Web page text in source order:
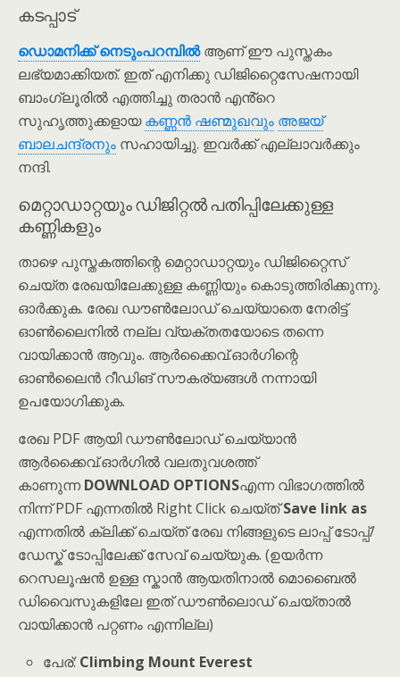
കടപ്പാട്
ഡൊമനിക്ക് നെടും‌പറമ്പിൽആണ് ഈ പുസ്തകം
ലഭ്യമാക്കിയത്. ഇത് എനിക്കു ഡിജിറ്റൈസേഷനായി
ബാംഗ്ലൂരിൽ എത്തിച്ചു തരാൻ എൻ്റെ
സുഹൃത്തുക്കളായകണ്ണൻ ഷണ്മുഖവും അജയ്
ബാലചന്ദ്രനും സഹായിച്ചു. ഇവർക്ക് എല്ലാവർക്കും
നന്ദി.
മെറ്റാഡാറ്റയും ഡിജിറ്റൽ പതിപ്പിലേക്കുള്ള
കണ്ണികളും
താഴെ പുസ്തകത്തിന്റെ മെറ്റാഡാറ്റയും ഡിജിറ്റൈസ്
ചെയ്ത രേഖയിലേക്കുള്ള കണ്ണിയും കൊടുത്തിരിക്കുന്നു.
ഓർക്കുക. രേഖ ഡൗൺലോഡ് ചെയ്യാതെ നേരിട്ട്
ഓൺലൈനിൽ നല്ല വ്യക്തതയോടെ തന്നെ
വായിക്കാൻ ആവും. ആർക്കൈവ്.ഓർഗിന്റെ
ഓൺലൈൻ റീഡിങ് സൗകര്യങ്ങൾ നന്നായി
ഉപയോഗിക്കുക.
രേഖ PDF ആയി ഡൗൺലോഡ് ചെയ്യാൻ
ആർക്കൈവ്.ഓർഗിൽ വലതുവശത്ത്
കാണുന്നDOWNLOAD OPTIONSഎന്ന വിഭാഗത്തിൽ
നിന്ന് PDF എന്നതിൽ Right Click ചെയ്ത്Save link as
എന്നതിൽ ക്ലിക്ക് ചെയ്ത് രേഖ നിങ്ങളുടെ ലാപ്പ് ടോപ്പ്/
ഡേസ്ക് ടോപ്പിലേക്ക് സേവ് ചെയ്യുക. (ഉയർന്ന
റെസലൂഷൻ ഉള്ള സ്കാൻ ആയതിനാൽ മൊബൈൽ
ഡിവൈസുകളിലേ ഇത് ഡൗൺലൊഡ് ചെയ്താൽ
വായിക്കാൻ പറ്റണം എന്നില്ല)
പേര്:Climbing Mount Everest